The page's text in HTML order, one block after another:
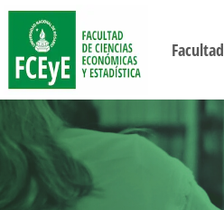
Facultad